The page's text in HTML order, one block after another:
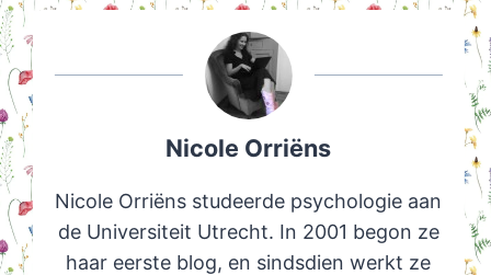
Nicole Orriëns
Nicole Orriëns studeerde psychologie aan
de Universiteit Utrecht. In 2001 begon ze
haar eerste blog, en sindsdien werkt ze